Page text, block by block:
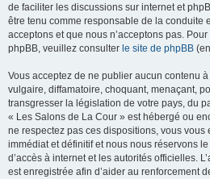
de faciliter les discussions sur internet et
être tenu comme responsable de la conduite
acceptons et que nous n’acceptons pas.
phpBB, veuillez consulter le site de phpBB
Vous acceptez de ne publier aucun contenu
vulgaire, diffamatoire, choquant, menaçant,
transgresser la législation de votre pays, du
« Les Salons de La Cour » est hébergé ou
ne respectez pas ces dispositions, vous
immédiat et définitif et nous nous réservons
d’accès à internet et les autorités officielles.
est enregistrée afin d’aider au renforcement